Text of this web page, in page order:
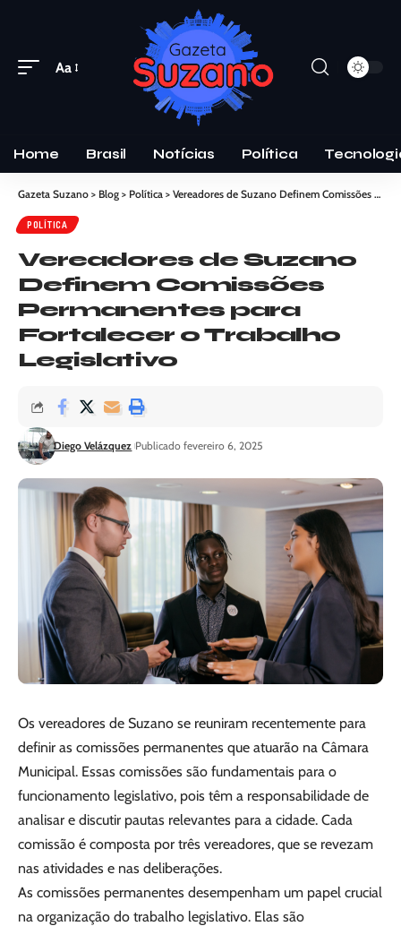
Aa
Home Brasil Notícias Política
Gazeta Suzano > Blog > Política > Vereadores de Suzano Definem Comissões Permanentes para Fortalecer o Trabalho Legislativo
POLÍTICA
Vereadores de Suzano
Definem Comissões
Permanentes para
Fortalecer o Trabalho
Legislativo
Diego Velázquez Publicado fevereiro 6, 2025
Os vereadores de Suzano se reuniram recentemente para
definir as comissões permanentes que atuarão na Câmara
Municipal. Essas comissões são fundamentais para o
funcionamento legislativo, pois têm a responsabilidade de
analisar e discutir pautas relevantes para a cidade. Cada
comissão é composta por três vereadores, que se revezam
nas atividades e nas deliberações.
As comissões permanentes desempenham um papel crucial
na organização do trabalho legislativo. Elas são